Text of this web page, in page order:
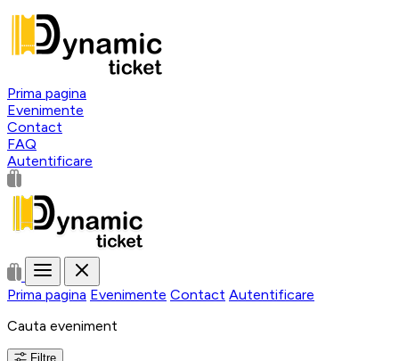
Prima pagina
Evenimente
Contact
FAQ
Autentificare
Prima pagina Evenimente Contact Autentificare
Cauta eveniment
Filtre